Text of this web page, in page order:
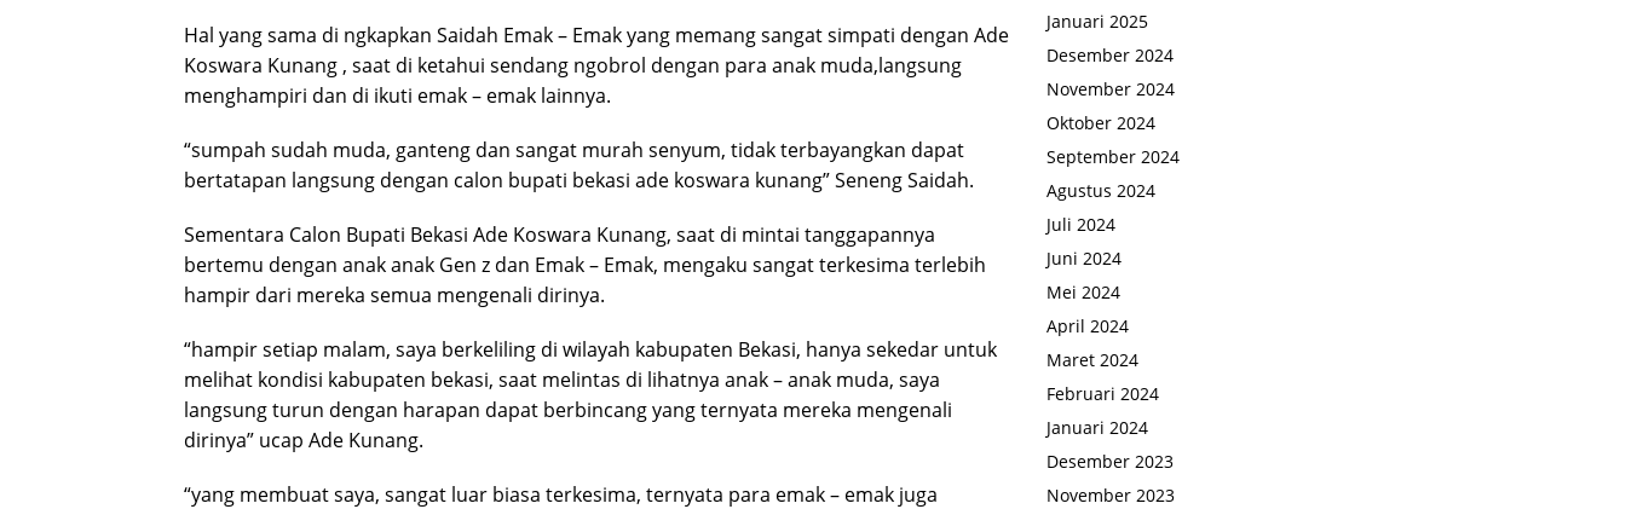
Hal yang sama di ngkapkan Saidah Emak – Emak yang memang sangat simpati dengan Ade
Koswara Kunang , saat di ketahui sendang ngobrol dengan para anak muda,langsung
menghampiri dan di ikuti emak – emak lainnya.
“sumpah sudah muda, ganteng dan sangat murah senyum, tidak terbayangkan dapat
bertatapan langsung dengan calon bupati bekasi ade koswara kunang” Seneng Saidah.
Sementara Calon Bupati Bekasi Ade Koswara Kunang, saat di mintai tanggapannya
bertemu dengan anak anak Gen z dan Emak – Emak, mengaku sangat terkesima terlebih
hampir dari mereka semua mengenali dirinya.
“hampir setiap malam, saya berkeliling di wilayah kabupaten Bekasi, hanya sekedar untuk
melihat kondisi kabupaten bekasi, saat melintas di lihatnya anak – anak muda, saya
langsung turun dengan harapan dapat berbincang yang ternyata mereka mengenali
dirinya” ucap Ade Kunang.
“yang membuat saya, sangat luar biasa terkesima, ternyata para emak – emak juga
Januari 2025
Desember 2024
November 2024
Oktober 2024
September 2024
Agustus 2024
Juli 2024
Juni 2024
Mei 2024
April 2024
Maret 2024
Februari 2024
Januari 2024
Desember 2023
November 2023